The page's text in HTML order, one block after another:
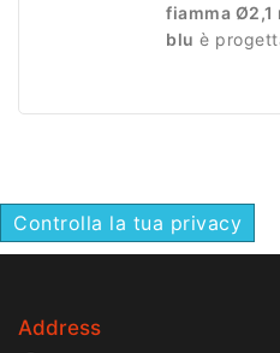
fiamma Ø2,1
blu è
Controlla la tua privacy
Address